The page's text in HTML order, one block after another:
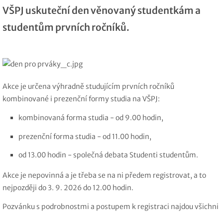
VŠPJ uskuteční den věnovaný studentkám a
studentům prvních ročníků.
Akce je určena výhradně studujícím prvních ročníků
kombinované i prezenční formy studia na VŠPJ:
kombinovaná forma studia - od 9.00 hodin,
prezenční forma studia - od 11.00 hodin,
od 13.00 hodin - společná debata Studenti studentům.
Akce je nepovinná a je třeba se na ni předem registrovat, a to
nejpozději do 3. 9. 2026 do 12.00 hodin.
Pozvánku s podrobnostmi a postupem k registraci najdou všichni